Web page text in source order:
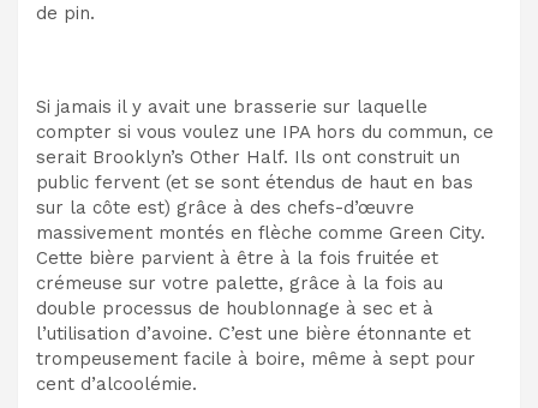
de pin.
Si jamais il y avait une brasserie sur laquelle
compter si vous voulez une IPA hors du commun, ce
serait Brooklyn’s Other Half. Ils ont construit un
public fervent (et se sont étendus de haut en bas
sur la côte est) grâce à des chefs-d’œuvre
massivement montés en flèche comme Green City.
Cette bière parvient à être à la fois fruitée et
crémeuse sur votre palette, grâce à la fois au
double processus de houblonnage à sec et à
l’utilisation d’avoine. C’est une bière étonnante et
trompeusement facile à boire, même à sept pour
cent d’alcoolémie.